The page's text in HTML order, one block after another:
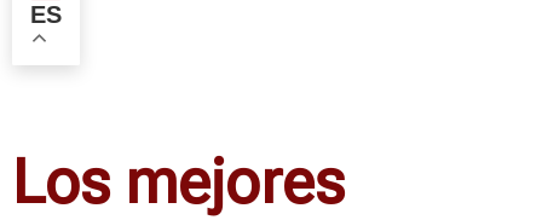
ES
Los mejores